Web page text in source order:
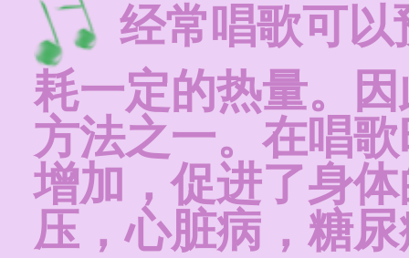
经常唱歌可
耗一定的热量。
方法之一。在唱
增加，促进了身
压，心脏病，糖